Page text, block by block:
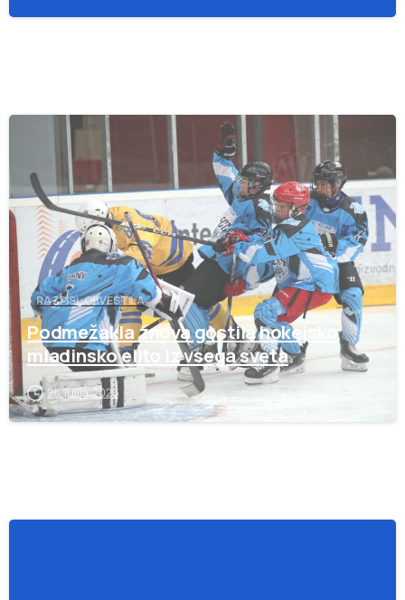
RAZPISI, OBVESTILA
Podmežakla znova gostila hokejsko
mladinsko elito iz vsega sveta
28. julija, 2026